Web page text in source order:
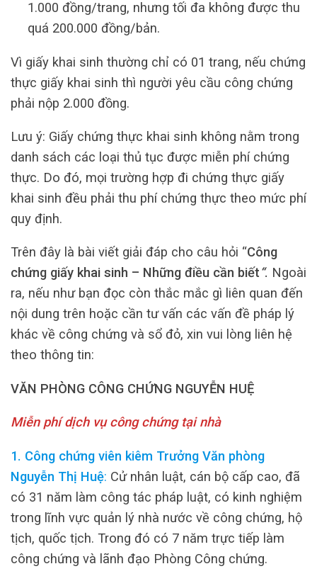
1.000 đồng/trang, nhưng tối đa không được thu
quá 200.000 đồng/bản.
Vì giấy khai sinh thường chỉ có 01 trang, nếu chứng
thực giấy khai sinh thì người yêu cầu công chứng
phải nộp 2.000 đồng.
Lưu ý: Giấy chứng thực khai sinh không nằm trong
danh sách các loại thủ tục được miễn phí chứng
thực. Do đó, mọi trường hợp đi chứng thực giấy
khai sinh đều phải thu phí chứng thực theo mức phí
quy định.
Trên đây là bài viết giải đáp cho câu hỏi “Công
chứng giấy khai sinh – Những điều cần biết“. Ngoài
ra, nếu như bạn đọc còn thắc mắc gì liên quan đến
nội dung trên hoặc cần tư vấn các vấn đề pháp lý
khác về công chứng và sổ đỏ, xin vui lòng liên hệ
theo thông tin:
VĂN PHÒNG CÔNG CHỨNG NGUYỄN HUỆ
Miễn phí dịch vụ công chứng tại nhà
1. Công chứng viên kiêm Trưởng Văn phòng
Nguyễn Thị Huệ: Cử nhân luật, cán bộ cấp cao, đã
có 31 năm làm công tác pháp luật, có kinh nghiệm
trong lĩnh vực quản lý nhà nước về công chứng, hộ
tịch, quốc tịch. Trong đó có 7 năm trực tiếp làm
công chứng và lãnh đạo Phòng Công chứng.